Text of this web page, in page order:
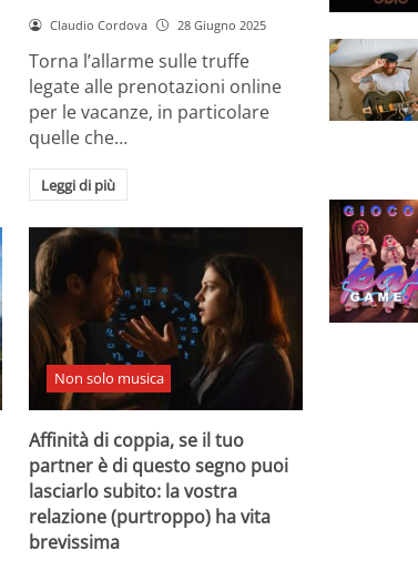
Claudio Cordova 28 Giugno 2025
Torna l’allarme sulle truffe
legate alle prenotazioni online
per le vacanze, in particolare
quelle che…
Leggi di più
Non solo musica
Affinità di coppia, se il tuo
partner è di questo segno puoi
lasciarlo subito: la vostra
relazione (purtroppo) ha vita
brevissima